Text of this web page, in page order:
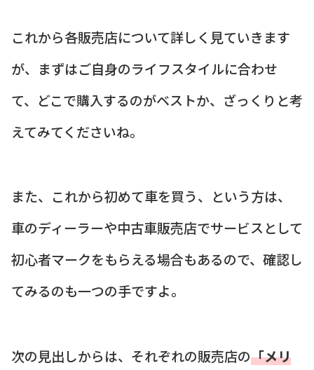
これから各販売店について詳しく見ていきます
が、まずはご自身のライフスタイルに合わせ
て、どこで購入するのがベストか、ざっくりと考
えてみてくださいね。
また、これから初めて車を買う、という方は、
車のディーラーや中古車販売店でサービスとして
初心者マークをもらえる場合もあるので、確認し
てみるのも一つの手ですよ。
次の見出しからは、それぞれの販売店の「メリ